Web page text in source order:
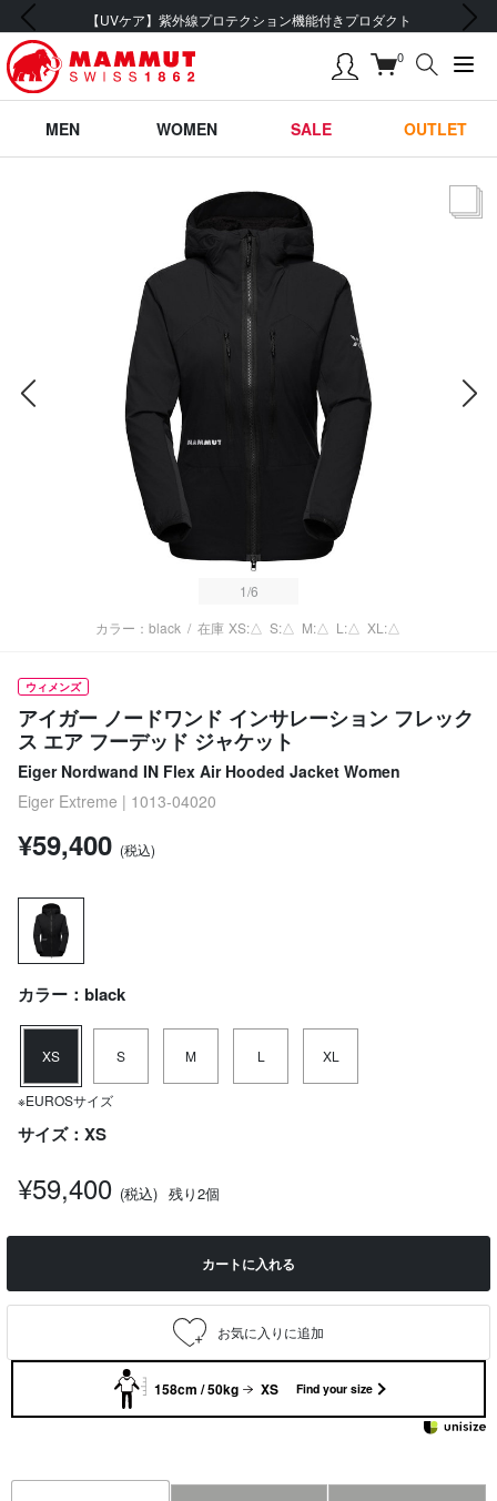
能付きプロダクト 会員登録で【5,500円 (税込
前の画像 次の画像
0
MEN WOMEN SALE OUTLET
1/6
カラー：black / 在庫 XS:△ S:△ M:△ L:△ XL:△
ウィメンズ
アイガー ノードワンド インサレーション フレック
ス エア フーデッド ジャケット
Eiger Nordwand IN Flex Air Hooded Jacket Women
Eiger Extreme | 1013-04020
¥59,400 (税込)
カラー：black
XS S M L XL
※EUROSサイズ
サイズ：XS
¥59,400 (税込) 残り2個
カートに入れる
158cm / 50kg XS Find your size